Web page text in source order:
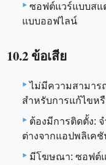
ซอฟต์แวร์แบบสแ
แบบออฟไลน์
10.2 ข้อเสีย
ไม่มีความสามาร
สำหรับการแก้ไขห
ต้องมีการติดตั้ง:
ต่างจากแอปพลิเคชั
มีโฆษณา: ซอฟต์